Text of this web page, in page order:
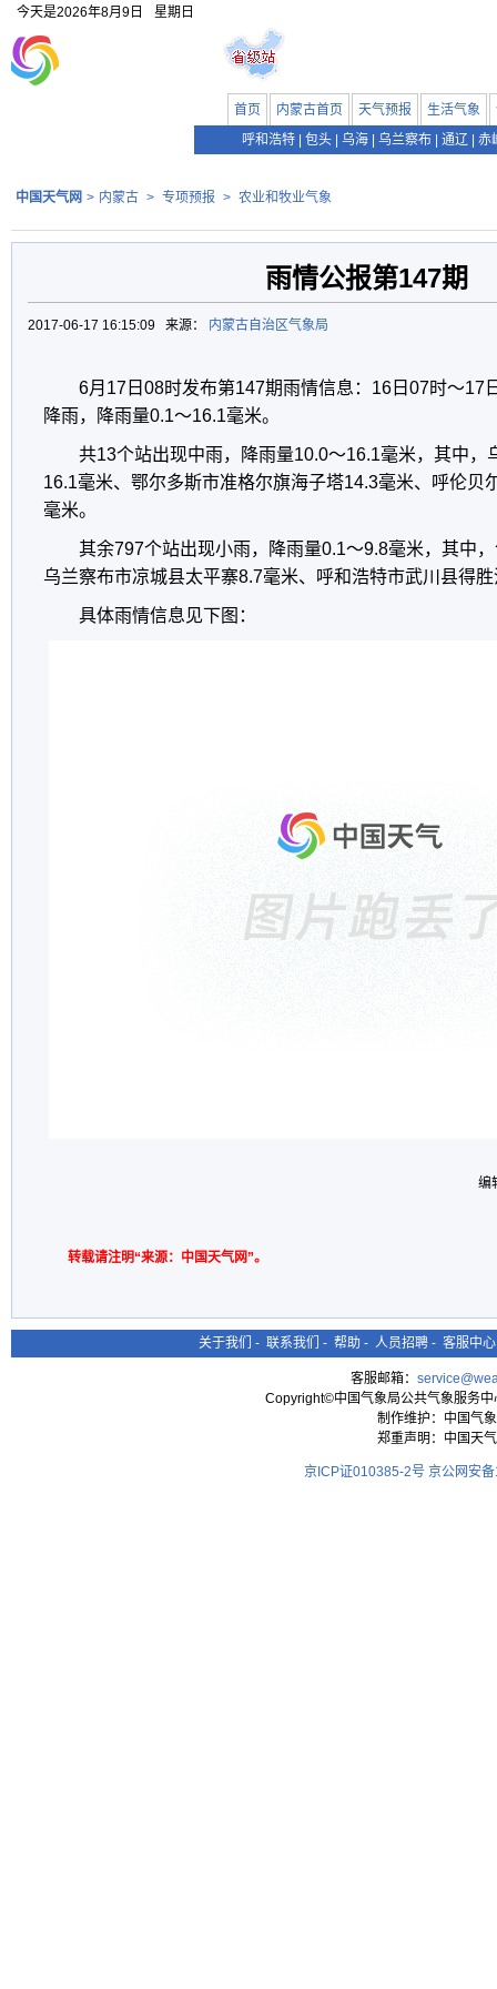
今天是2026年8月9日 星期日
首页 内蒙古首页 天气预报 生活气象
呼和浩特
包头 乌海 乌兰察布 通辽 赤
中国天气网 > 内蒙古 > 专项预报 > 农业和牧业气象
雨情公报第147期
2017-06-17 16:15:09 来源： 内蒙古自治区气象局
6月17日08时发布第147期雨情信息：16日07时～17
降雨，降雨量0.1～16.1毫米。
共13个站出现中雨，降雨量10.0～16.1毫米，其中，
16.1毫米、鄂尔多斯市准格尔旗海子塔14.3毫米、呼伦贝
毫米。
其余797个站出现小雨，降雨量0.1～9.8毫米，其中，
乌兰察布市凉城县太平寨8.7毫米、呼和浩特市武川县得
具体雨情信息见下图：
编
转载请注明“来源：中国天气网”。
关于我们 - 联系我们 - 帮助 - 人员招聘 - 客服中心
客服邮箱：
Copyright©中国气象局公共气象服务
制作维护：中国气
郑重声明：中国天
京ICP证010385-2号 京公网安